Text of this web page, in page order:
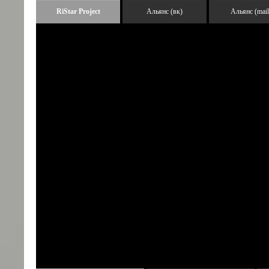
RiStar Project Альянс (вк) Альянс